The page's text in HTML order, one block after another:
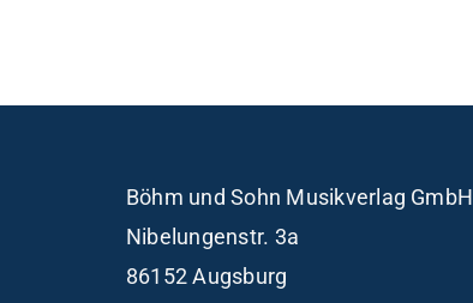
Böhm und Sohn Musikverlag GmbH
Nibelungenstr. 3a
86152 Augsburg